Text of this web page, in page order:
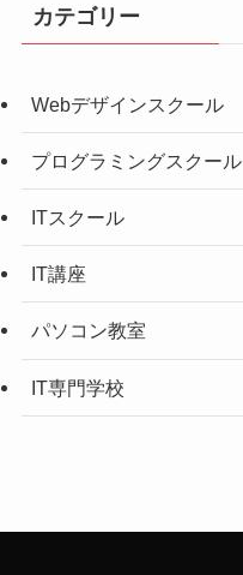
カテゴリー
Webデザインスクール
プログラミングスクール
ITスクール
IT講座
パソコン教室
IT専門学校